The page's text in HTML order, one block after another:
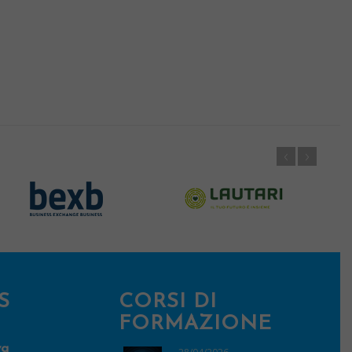
CORSI DI
FORMAZIONE